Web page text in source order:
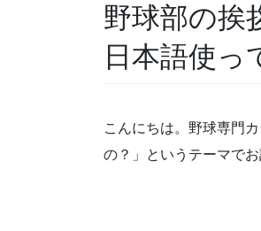
野球部の挨
日本語使っ
こんにちは。野球専門
の？」というテーマでお